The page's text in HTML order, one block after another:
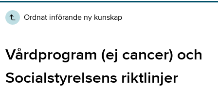
Ordnat införande ny kunskap
Vårdprogram (ej cancer) och
Socialstyrelsens riktlinjer